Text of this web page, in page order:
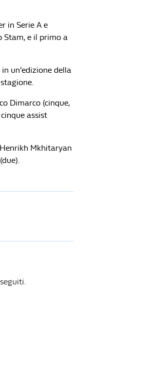
in Serie A e
Stam, e il primo a
un’edizione della
Dimarco (cinque,
assist
Mkhitaryan